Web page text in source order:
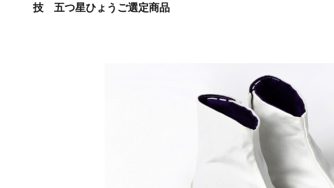
技 五つ星ひょうご選定商品